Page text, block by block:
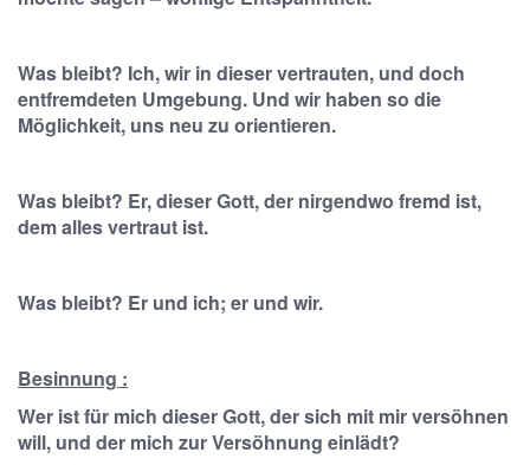
Was bleibt? Ich, wir in dieser vertrauten, und doch
entfremdeten Umgebung. Und wir haben so die
Möglichkeit, uns neu zu orientieren.
Was bleibt? Er, dieser Gott, der nirgendwo fremd ist,
dem alles vertraut ist.
Was bleibt? Er und ich; er und wir.
Besinnung :
Wer ist für mich dieser Gott, der sich mit mir versöhnen
will, und der mich zur Versöhnung einlädt?